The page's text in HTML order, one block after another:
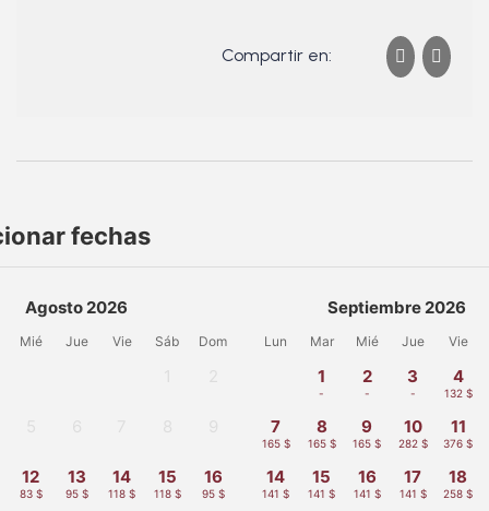
Compartir en:
fechas
Agosto 2026
Mié Jue Vie Sáb Dom
12
83 $
13
95 $
14
118 $
15
118 $
16
95 $
Septiembre 2026
Lun Mar Mié Jue Vie
1
-
2
-
3
-
4
132 $
7
165 $
8
165 $
9
165 $
10
282 $
11
376 $
14
141 $
15
141 $
16
141 $
17
141 $
18
258 $